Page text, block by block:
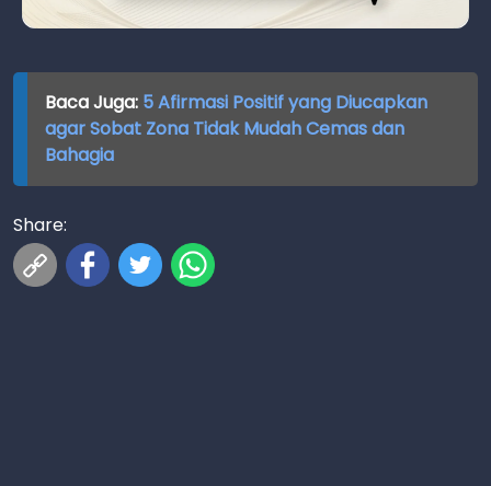
Baca Juga: 5 Afirmasi Positif yang Diucapkan
agar Sobat Zona Tidak Mudah Cemas dan
Bahagia
Share: